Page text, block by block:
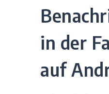
in der
auf